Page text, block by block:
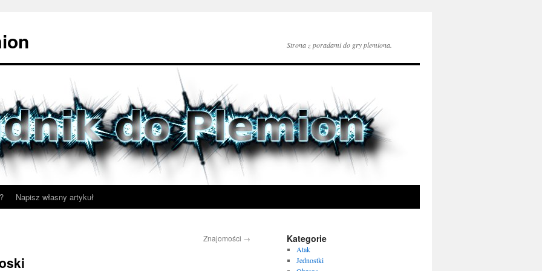
Strona z poradami do gry plemiona.
Napisz własny artykuł
Znajomości → Kategorie
Atak
Jednostki